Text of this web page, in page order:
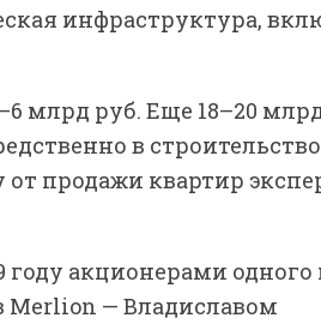
инфраструктура,
млрд руб. Еще 18–20
в строительство
продажи квартир
году акционерами одного
Merlion — Владиславом